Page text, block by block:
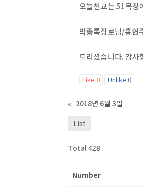
오늘친교는 51목장
박종록장로님/홍현
드리셨습니다. 감사
Like0 Unlike0
« 2018년 6월 3일
List
Total 428
Number